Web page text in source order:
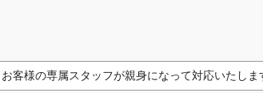
お客様の専属スタッフが親身になって対応いたしま